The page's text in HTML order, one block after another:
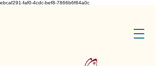
ebcaf291-faf0-4cdc-bef8-7866b6f64a0c